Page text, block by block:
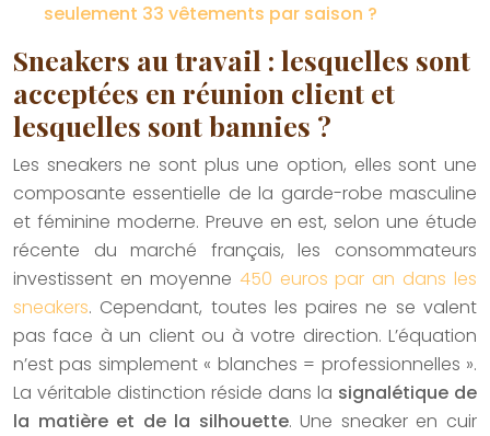
seulement 33 vêtements par saison ?
Sneakers au travail : lesquelles sont
acceptées en réunion client et
lesquelles sont bannies ?
Les sneakers ne sont plus une option, elles sont une
composante essentielle de la garde-robe masculine
et féminine moderne. Preuve en est, selon une étude
récente du marché français, les consommateurs
investissent en moyenne 450 euros par an dans les
sneakers. Cependant, toutes les paires ne se valent
pas face à un client ou à votre direction. L’équation
n’est pas simplement « blanches = professionnelles ».
La véritable distinction réside dans la signalétique de
la matière et de la silhouette. Une sneaker en cuir